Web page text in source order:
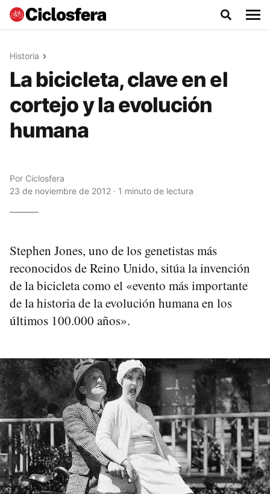
Historia
La bicicleta, clave en el
cortejo y la evolución
humana
Por Ciclosfera
23 de noviembre de 2012 · 1 minuto de lectura
Stephen Jones, uno de los genetistas más
reconocidos de Reino Unido, sitúa la invención
de la bicicleta como el «evento más importante
de la historia de la evolución humana en los
últimos 100.000 años».